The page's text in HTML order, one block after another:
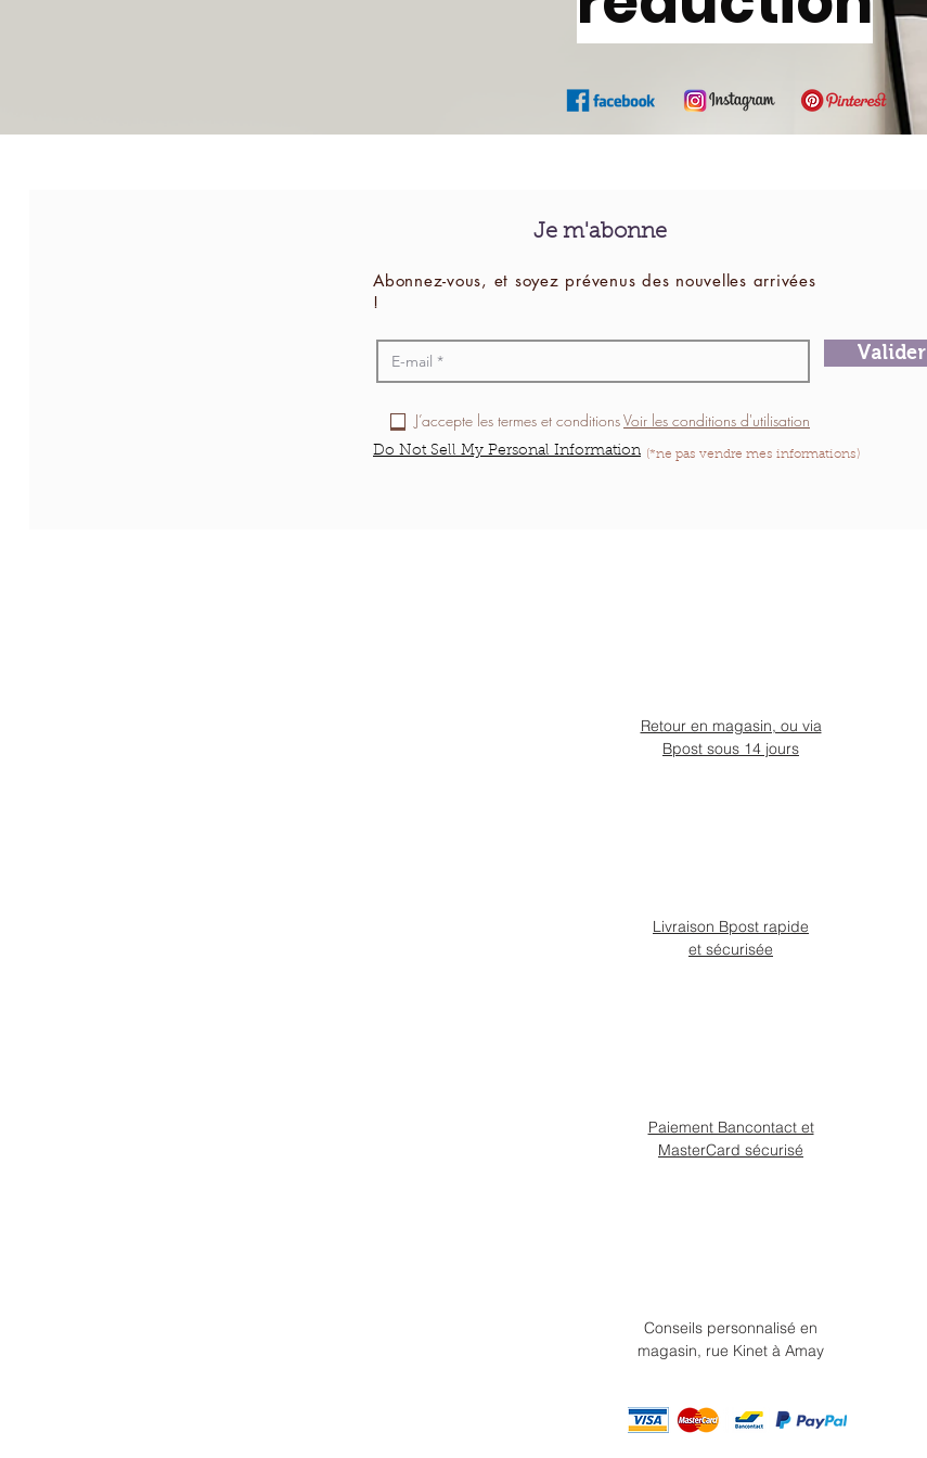
Je m'abonne
Abonnez-vous, et soyez prévenus des nouvelles arrivées
!
Valider
J’accepte les termes et conditionsVoir les conditions d'utilisation
Do Not Sell My Personal Information (*ne pas vendre mes informations)
Retour en magasin, ou via
Bpost sous 14 jours
Livraison Bpost rapide
et sécurisée
Paiement Bancontact et
MasterCard sécurisé
Conseils personnalisé en
magasin, rue Kinet à Amay